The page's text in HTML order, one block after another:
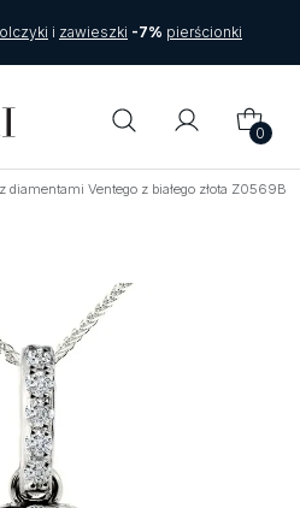
i zawieszki -7% pierścionki
0
diamentami Ventego z białego złota Z0569BB